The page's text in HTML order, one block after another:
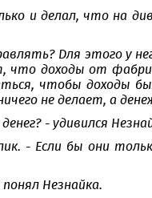
и делал, что на
Для этого у
что доходы от
чтобы доходы
не делает, а
- удивился
- Если бы они
Незнайка.